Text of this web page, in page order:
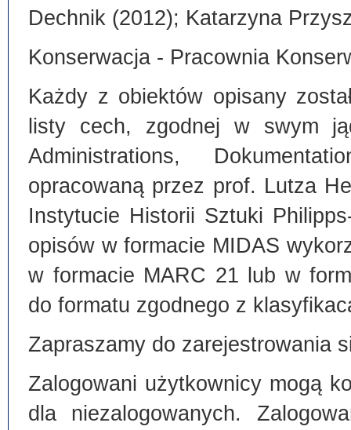
Dechnik (2012); Katarzyna
Konserwacja - Pracownia
Każdy z obiektów opisany
listy cech, zgodnej w swym
Administrations,
opracowaną przez prof. Lutza
Instytucie Historii Sztuki
opisów w formacie MIDAS
w formacie MARC 21 lub w
do formatu zgodnego z
Zapraszamy do zarejestrowania
Zalogowani użytkownicy mogą
dla niezalogowanych.